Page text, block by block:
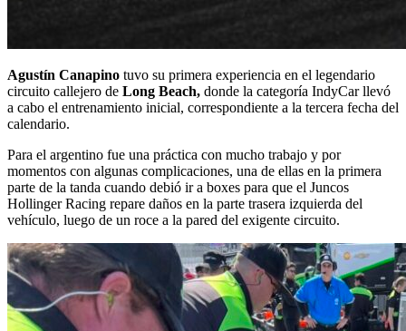
Agustín Canapino tuvo su primera experiencia en el legendario
circuito callejero de Long Beach, donde la categoría IndyCar llevó
a cabo el entrenamiento inicial, correspondiente a la tercera fecha del
calendario.
Para el argentino fue una práctica con mucho trabajo y por
momentos con algunas complicaciones, una de ellas en la primera
parte de la tanda cuando debió ir a boxes para que el Juncos
Hollinger Racing repare daños en la parte trasera izquierda del
vehículo, luego de un roce a la pared del exigente circuito.